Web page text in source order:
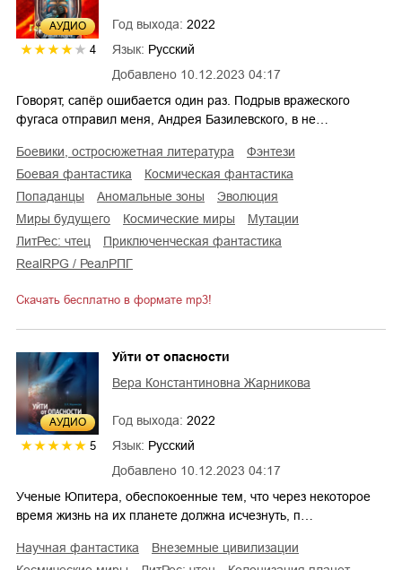
AУДИО
4
Добавлено 10.12.2023 04:17
Год выхода: 2022
Язык: Русский
Говорят, сапёр ошибается один раз. Подрыв вражеского
фугаса отправил меня, Андрея Базилевского, в не…
боевики, остросюжетная литература
фэнтези
боевая фантастика
космическая фантастика
попаданцы
аномальные зоны
эволюция
миры будущего
космические миры
мутации
ЛитРес: чтец
приключенческая фантастика
RealRPG / РеалРПГ
Скачать бесплатно в формате mp3!
AУДИО
5
Добавлено 10.12.2023 04:17
Уйти от опасности
Вера Константиновна Жарникова
Год выхода: 2022
Язык: Русский
Ученые Юпитера, обеспокоенные тем, что через некоторое
время жизнь на их планете должна исчезнуть, п…
научная фантастика
внеземные цивилизации